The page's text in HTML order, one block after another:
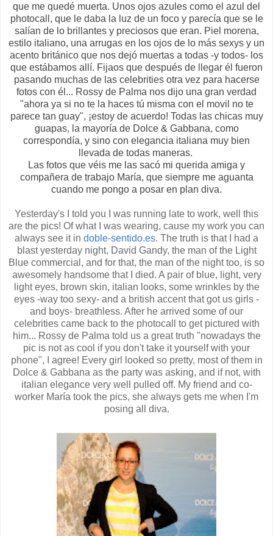
que me quedé muerta. Unos ojos azules como el azul del
photocall, que le daba la luz de un foco y parecía que se le
salían de lo brillantes y preciosos que eran. Piel morena,
estilo italiano, una arrugas en los ojos de lo más sexys y un
acento británico que nos dejó muertas a todas -y todos- los
que estábamos allí. Fijaos que después de llegar él fueron
pasando muchas de las celebrities otra vez para hacerse
fotos con él... Rossy de Palma nos dijo una gran verdad
"ahora ya si no te la haces tú misma con el movil no te
parece tan guay", ¡estoy de acuerdo! Todas las chicas muy
guapas, la mayoría de Dolce & Gabbana, como
correspondía, y sino con elegancia italiana muy bien
llevada de todas maneras.
Las fotos que véis me las sacó mi querida amiga y
compañera de trabajo María, que siempre me aguanta
cuando me pongo a posar en plan diva.
Yesterday's I told you I was running late to work, well this
are the pics! Of what I was wearing, cause my work you can
always see it in doble-sentido.es. The truth is that I had a
blast yesterday night, David Gandy, the man of the Light
Blue commercial, and for that, the man of the night too, is so
awesomely handsome that I died. A pair of blue, light, very
light eyes, brown skin, italian looks, some wrinkles by the
eyes -way too sexy- and a british accent that got us girls -
and boys- breathless. After he arrived some of our
celebrities came back to the photocall to get pictured with
him... Rossy de Palma told us a great truth "nowadays the
pic is not as cool if you don't take it yourself with your
phone", I agree! Every girl looked so pretty, most of them in
Dolce & Gabbana as the party was asking, and if not, with
italian elegance very well pulled off. My friend and co-
worker María took the pics, she always gets me when I'm
posing all diva.